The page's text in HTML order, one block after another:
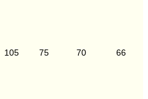
105 75 70 66